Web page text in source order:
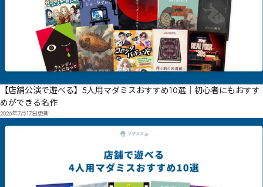
【店舗公演で遊べる】5人用マダミスおすすめ10選｜初心者にもおすす
めができる名作
2026年7月17日更新